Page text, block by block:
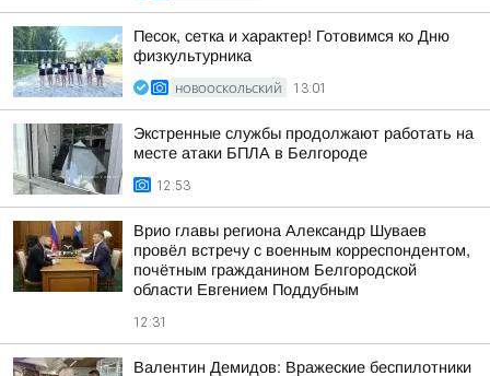
Песок, сетка и характер! Готовимся ко Дню
физкультурника
НОВООСКОЛЬСКИЙ 13:01
Экстренные службы продолжают работать на
месте атаки БПЛА в Белгороде
12:53
Врио главы региона Александр Шуваев
провёл встречу с военным корреспондентом,
почётным гражданином Белгородской
области Евгением Поддубным
12:31
Валентин Демидов: Вражеские беспилотники